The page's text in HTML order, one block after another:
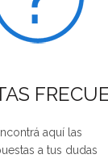
aquí las
a tus dudas